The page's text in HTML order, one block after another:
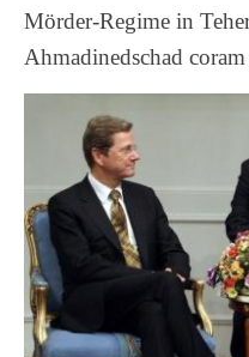
Mörder-Regime in
Ahmadinedschad